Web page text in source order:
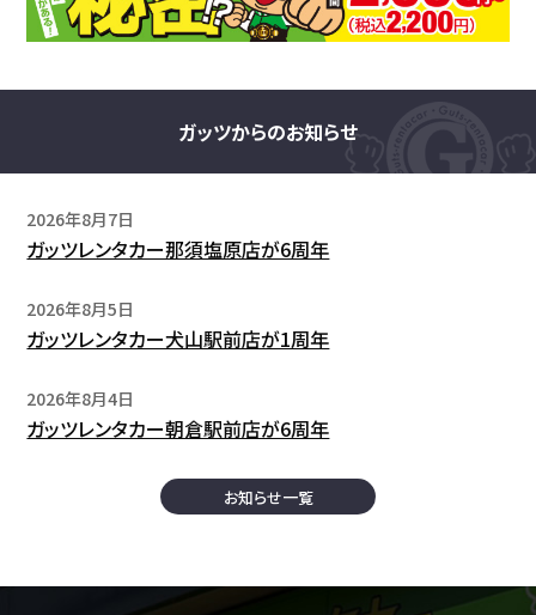
ガッツからのお知らせ
2026年8月7日
ガッツレンタカー那須塩原店が6周年
2026年8月5日
ガッツレンタカー犬山駅前店が1周年
2026年8月4日
ガッツレンタカー朝倉駅前店が6周年
お知らせ一覧